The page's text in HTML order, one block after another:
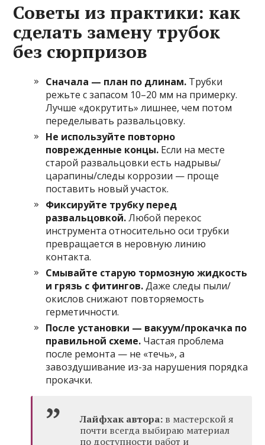
Советы из практики: как
сделать замену трубок
без сюрпризов
Сначала — план по длинам. Трубки
режьте с запасом 10–20 мм на примерку.
Лучше «докрутить» лишнее, чем потом
переделывать развальцовку.
Не используйте повторно
поврежденные концы. Если на месте
старой развальцовки есть надрывы/
царапины/следы коррозии — проще
поставить новый участок.
Фиксируйте трубку перед
развальцовкой.Любой перекос
инструмента относительно оси трубки
превращается в неровную линию
контакта.
Смывайте старую тормозную жидкость
и грязь с фитингов.Даже следы пыли/
окислов снижают повторяемость
герметичности.
После установки — вакуум/прокачка по
правильной схеме. Частая проблема
после ремонта — не «течь», а
завоздушивание из-за нарушения порядка
прокачки.
Лайфхак автора: в мастерской я
почти всегда выбираю материал
по доступности работ и